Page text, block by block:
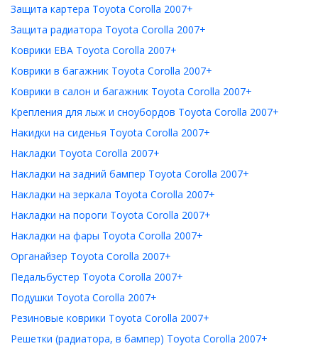
Защита картера Toyota Corolla 2007+
Защита радиатора Toyota Corolla 2007+
Коврики ЕВА Toyota Corolla 2007+
Коврики в багажник Toyota Corolla 2007+
Коврики в салон и багажник Toyota Corolla 2007+
Крепления для лыж и сноубордов Toyota Corolla 2007+
Накидки на сиденья Toyota Corolla 2007+
Накладки Toyota Corolla 2007+
Накладки на задний бампер Toyota Corolla 2007+
Накладки на зеркала Toyota Corolla 2007+
Накладки на пороги Toyota Corolla 2007+
Накладки на фары Toyota Corolla 2007+
Органайзер Toyota Corolla 2007+
Педальбустер Toyota Corolla 2007+
Подушки Toyota Corolla 2007+
Резиновые коврики Toyota Corolla 2007+
Решетки (радиатора, в бампер) Toyota Corolla 2007+